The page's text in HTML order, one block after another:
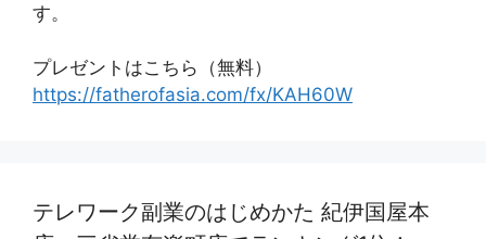
す。
プレゼントはこちら（無料）
https://fatherofasia.com/fx/KAH60W
テレワーク副業のはじめかた 紀伊国屋本